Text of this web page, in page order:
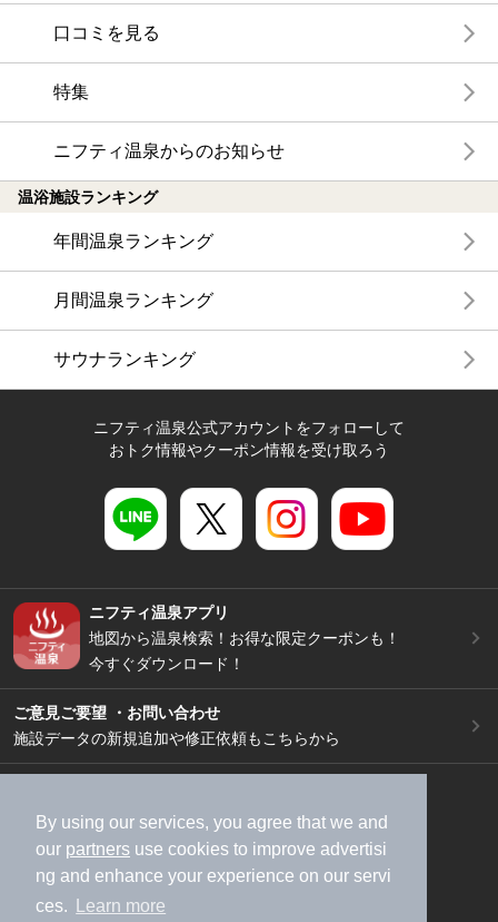
By using our services, you agree that we and
our partners use cookies to improve advertisi
ng and enhance your experience on our servi
ces.
Learn more
口コミを見る
特集
ニフティ温泉からのお知らせ
温浴施設ランキング
年間温泉ランキング
月間温泉ランキング
サウナランキング
ニフティ温泉公式アカウントをフォローして
おトク情報やクーポン情報を受け取ろう
ニフティ温泉アプリ
地図から温泉検索！お得な限定クーポンも！
今すぐダウンロード！
ご意見ご要望 ・お問い合わせ
施設データの新規追加や修正依頼もこちらから
加盟店募集（資料請求）
広告出稿のご案内
利用規約
ライフスタイルMEMBERS+規約
特定商取引法に基づく表記
ヘルプ
採用情報
運営会社